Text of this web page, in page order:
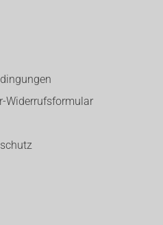
Widerrufsformular